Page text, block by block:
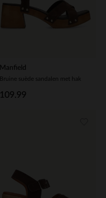
Manfield
Bruine suède sandalen met hak
109.99